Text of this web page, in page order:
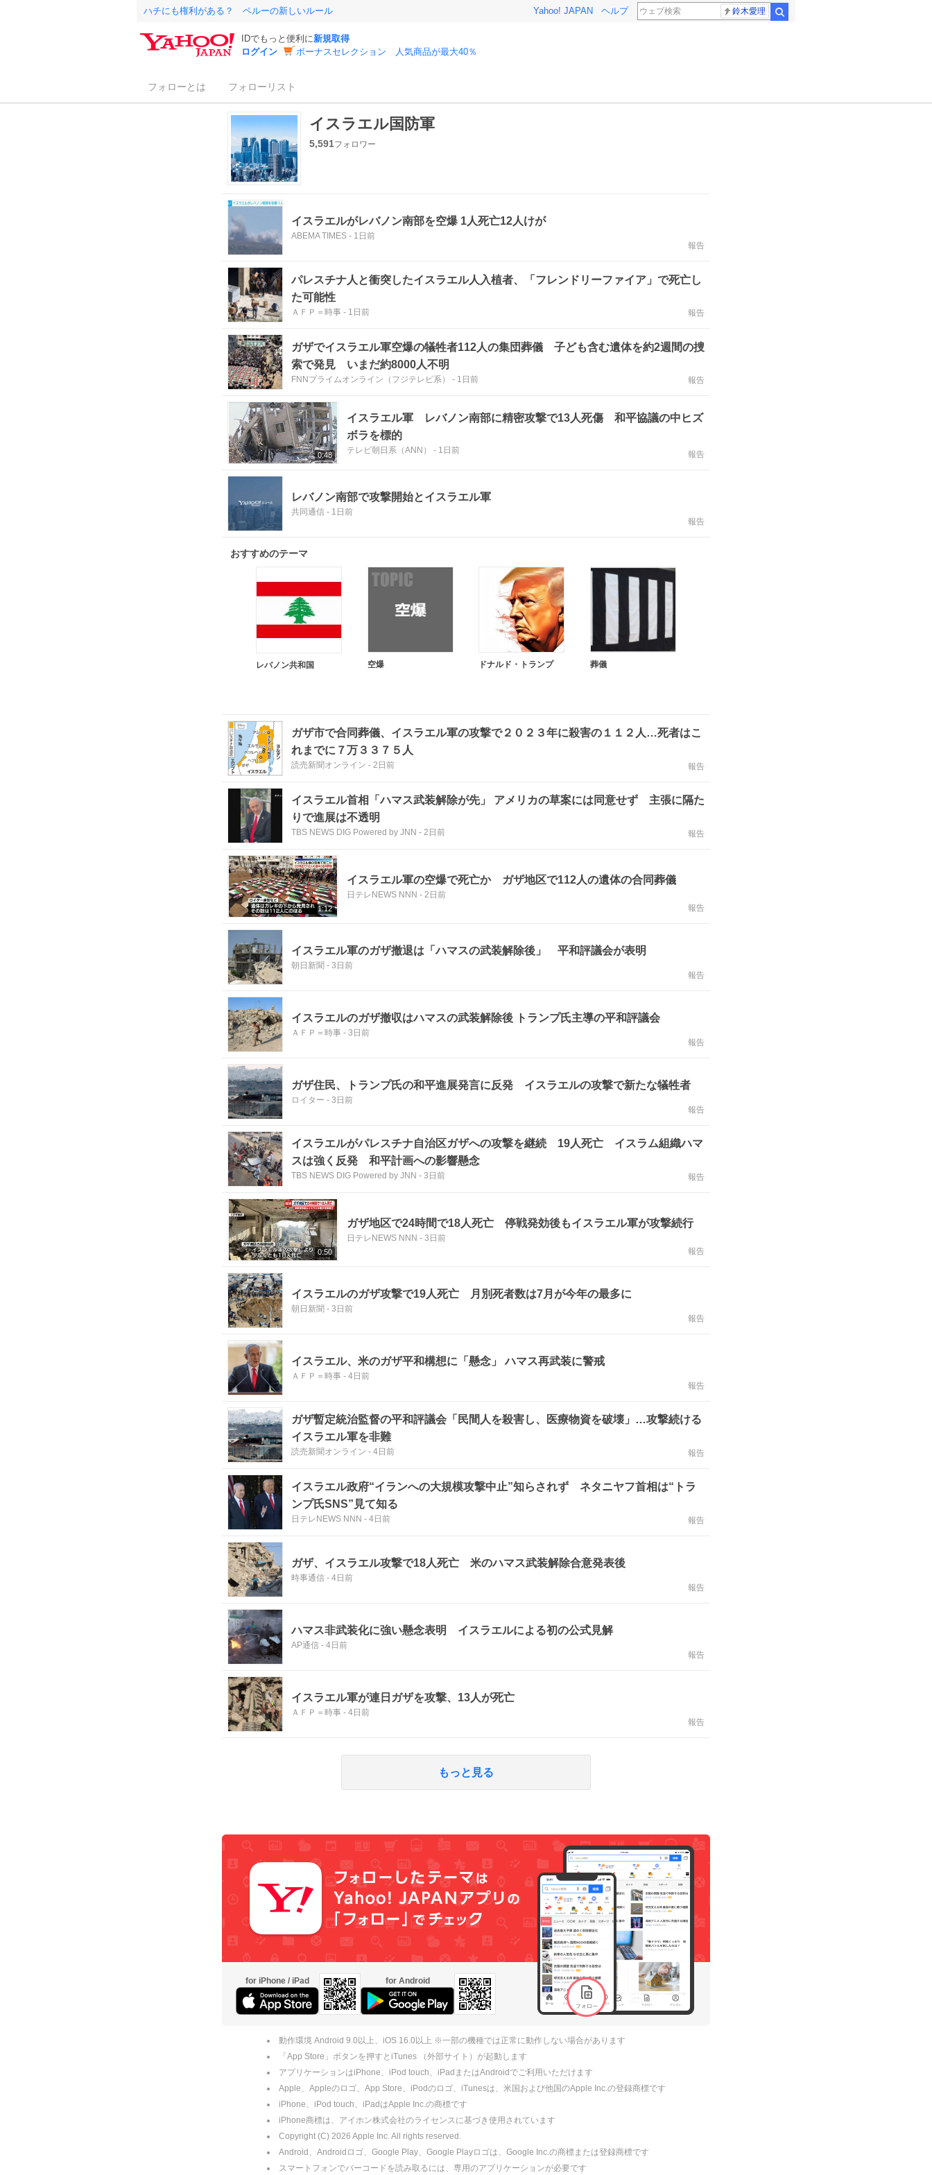
ハチにも権利がある？ ペルーの新しいルール Yahoo! JAPAN ヘルプ 鈴木愛理
IDでもっと便利に新規取得
ログイン
ボーナスセレクション 人気商品が最大40％
フォローとは フォローリスト
イスラエル国防軍
5,591フォロワー
イスラエルがレバノン南部を空爆 1人死亡12人けが
ABEMA TIMES - 1日前
報告
パレスチナ人と衝突したイスラエル人入植者、「フレンドリーファイア」で死亡し
た可能性
ＡＦＰ＝時事 - 1日前 報告
ガザでイスラエル軍空爆の犠牲者112人の集団葬儀 子ども含む遺体を約2週間の捜
索で発見 いまだ約8000人不明
FNNプライムオンライン（フジテレビ系） - 1日前 報告
0:48
イスラエル軍 レバノン南部に精密攻撃で13人死傷 和平協議の中ヒズ
ボラを標的
テレビ朝日系（ANN） - 1日前 報告
レバノン南部で攻撃開始とイスラエル軍
共同通信 - 1日前
報告
おすすめのテーマ
レバノン共和国 空爆 ドナルド・トランプ 葬儀
ガザ市で合同葬儀、イスラエル軍の攻撃で２０２３年に殺害の１１２人…死者はこ
れまでに７万３３７５人
読売新聞オンライン - 2日前 報告
イスラエル首相「ハマス武装解除が先」 アメリカの草案には同意せず 主張に隔た
りで進展は不透明
TBS NEWS DIG Powered by JNN - 2日前 報告
1:12
イスラエル軍の空爆で死亡か ガザ地区で112人の遺体の合同葬儀
日テレNEWS NNN - 2日前
報告
イスラエル軍のガザ撤退は「ハマスの武装解除後」 平和評議会が表明
朝日新聞 - 3日前
報告
イスラエルのガザ撤収はハマスの武装解除後 トランプ氏主導の平和評議会
ＡＦＰ＝時事 - 3日前
報告
ガザ住民、トランプ氏の和平進展発言に反発 イスラエルの攻撃で新たな犠牲者
ロイター - 3日前
報告
イスラエルがパレスチナ自治区ガザへの攻撃を継続 19人死亡 イスラム組織ハマ
スは強く反発 和平計画への影響懸念
TBS NEWS DIG Powered by JNN - 3日前 報告
0:50
ガザ地区で24時間で18人死亡 停戦発効後もイスラエル軍が攻撃続行
日テレNEWS NNN - 3日前
報告
イスラエルのガザ攻撃で19人死亡 月別死者数は7月が今年の最多に
朝日新聞 - 3日前
報告
イスラエル、米のガザ平和構想に「懸念」 ハマス再武装に警戒
ＡＦＰ＝時事 - 4日前
報告
ガザ暫定統治監督の平和評議会「民間人を殺害し、医療物資を破壊」…攻撃続ける
イスラエル軍を非難
読売新聞オンライン - 4日前 報告
イスラエル政府“イランへの大規模攻撃中止”知らされず ネタニヤフ首相は“トラ
ンプ氏SNS”見て知る
日テレNEWS NNN - 4日前 報告
ガザ、イスラエル攻撃で18人死亡 米のハマス武装解除合意発表後
時事通信 - 4日前
報告
ハマス非武装化に強い懸念表明 イスラエルによる初の公式見解
AP通信 - 4日前
報告
イスラエル軍が連日ガザを攻撃、13人が死亡
ＡＦＰ＝時事 - 4日前
報告
もっと見る
for iPhone / iPad for Android
動作環境 Android 9.0以上、iOS 16.0以上 ※一部の機種では正常に動作しない場合があります
「App Store」ボタンを押すとiTunes （外部サイト）が起動します
アプリケーションはiPhone、iPod touch、iPadまたはAndroidでご利用いただけます
Apple、Appleのロゴ、App Store、iPodのロゴ、iTunesは、米国および他国のApple Inc.の登録商標です
iPhone、iPod touch、iPadはApple Inc.の商標です
iPhone商標は、アイホン株式会社のライセンスに基づき使用されています
Copyright (C) 2026 Apple Inc. All rights reserved.
Android、Androidロゴ、Google Play、Google Playロゴは、Google Inc.の商標または登録商標です
スマートフォンでバーコードを読み取るには、専用のアプリケーションが必要です